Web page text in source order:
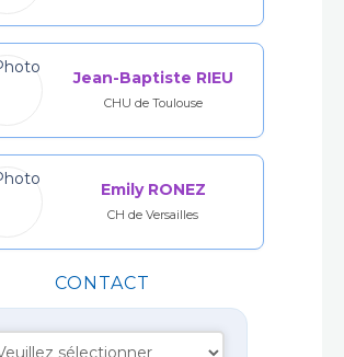
Jean-Baptiste RIEU
CHU de Toulouse
Emily RONEZ
CH de Versailles
CONTACT